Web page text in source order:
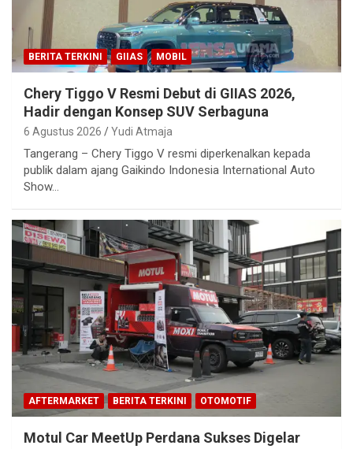
BERITA TERKINI GIIAS MOBIL
Chery Tiggo V Resmi Debut di GIIAS 2026,
Hadir dengan Konsep SUV Serbaguna
6 Agustus 2026 Yudi Atmaja
Tangerang – Chery Tiggo V resmi diperkenalkan kepada
publik dalam ajang Gaikindo Indonesia International Auto
Show…
AFTERMARKET BERITA TERKINI OTOMOTIF
Motul Car MeetUp Perdana Sukses Digelar